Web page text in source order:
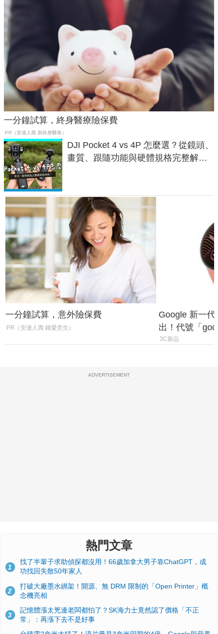
一分鐘試算，終身醫療險保費
PR（安達人壽 新終身醫靠）
DJI Pocket 4 vs 4P 怎麼選？從鏡頭、
畫質、跟隨功能與硬體規格完整解
一分鐘試算，意外險保費
PR（安達人壽 鍾愛意生）
Google 新一
出！代號「
鎖定 AI 應用
3C新品
ADVERTISEMENT
熱門文章
1
找了半輩子求助偵探都沒用！66歲加拿大男子靠ChatGPT，成
功找回失散50年家人
2
打破大廠墨水綁架！開源、無 DRM 限制的「Open Printer」概
念機亮相
3
記憶體漲太兇連老闆都怕了？SK海力士竟然認了價格「不正
常」：再漲下去不是好事